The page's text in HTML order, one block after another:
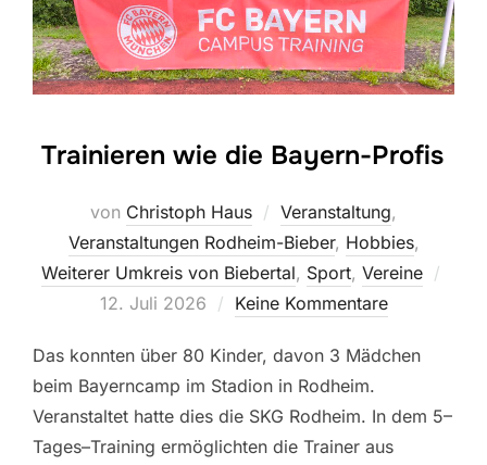
Trainieren wie die Bayern-Profis
von Christoph Haus Veranstaltung,
Veranstaltungen Rodheim-Bieber, Hobbies,
Weiterer Umkreis von Biebertal, Sport, Vereine
12. Juli 2026 Keine Kommentare
Das konnten über 80 Kinder, davon 3 Mädchen
beim Bayerncamp im Stadion in Rodheim.
Veranstaltet hatte dies die SKG Rodheim. In dem 5–
Tages–Training ermöglichten die Trainer aus